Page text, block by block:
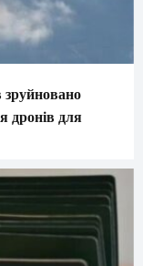
дронів для